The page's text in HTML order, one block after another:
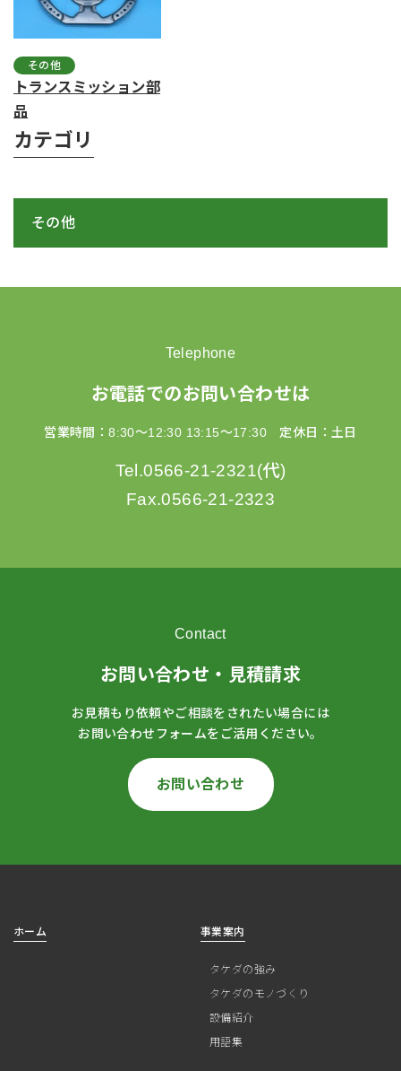
その他
トランスミッション部
品
カテゴリ
その他
Telephone
お電話でのお問い合わせは
営業時間：8:30～12:30 13:15～17:30 定休日：土日
Tel.0566-21-2321(代)
Fax.0566-21-2323
Contact
お問い合わせ・見積請求
お見積もり依頼やご相談をされたい場合には
お問い合わせフォームをご活用ください。
お問い合わせ
ホーム 事業案内
タケダの強み
タケダのモノづくり
設備紹介
用語集